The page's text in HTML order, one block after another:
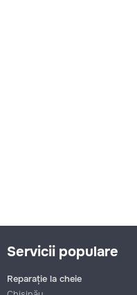
Servicii populare
Reparație la cheie